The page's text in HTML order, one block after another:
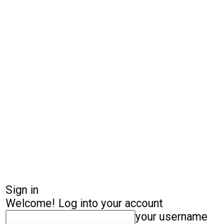
Sign in
Welcome! Log into your account
your username